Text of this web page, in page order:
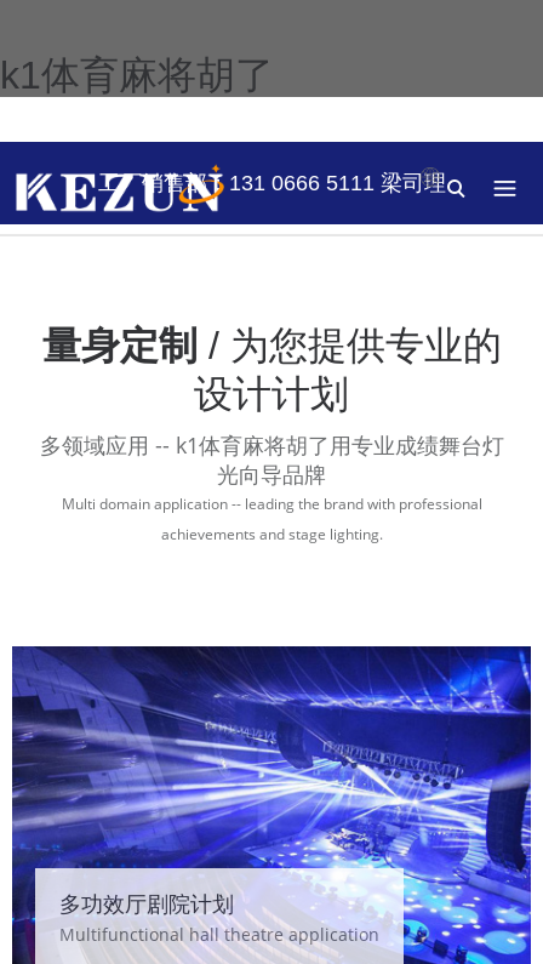
k1体育麻将胡了
工厂销售部：131 0666 5111 梁司理
量身定制 / 为您提供专业的
设计计划
多领域应用 -- k1体育麻将胡了用专业成绩舞台灯
光向导品牌
Multi domain application -- leading the brand with professional
achievements and stage lighting.
多功效厅剧院计划
Multifunctional hall theatre application